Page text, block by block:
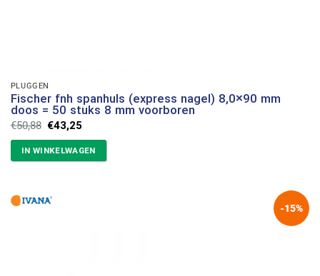
PLUGGEN
Fischer fnh spanhuls (express nagel) 8,0×90 mm
doos = 50 stuks 8 mm voorboren
€50,88 Oorspronkelijke
prijs
was:
€50,88.
€43,25Huidige
is:
€43,25.
IN WINKELWAGEN
-15%